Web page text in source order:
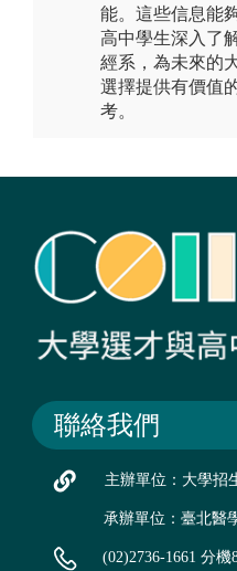
能。這些信息能
高中學生深入了
經系，為未來的
選擇提供有價值
考。
聯絡我們
主辦單位：大學招
承辦單位：臺北醫
(02)2736-1661 分機